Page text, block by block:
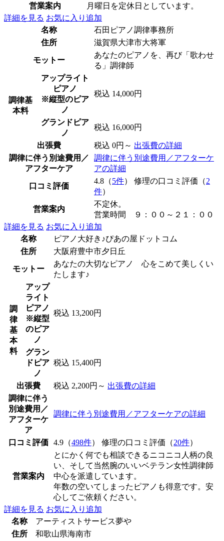
営業案内
月曜日を定休日としています。
詳細を見る お気に入り追加
名称
石田ピアノ調律事務所
住所
滋賀県大津市大将軍
モットー
あなたのピアノを、再び「歌わせ
る」調律師
調律基
本料
アップライト
ピアノ
※縦型のピア
ノ
税込 14,000円
グランドピア
ノ
税込 16,000円
出張費 税込 0円～ 出張費の詳細
調律に伴う別途費用／
アフターケア
調律に伴う別途費用／アフターケ
アの詳細
口コミ評価
4.8（5件） 修理の口コミ評価（2
件）
営業案内
不定休。
営業時間 ９：００～２１：００
詳細を見る お気に入り追加
名称
ピアノ大好き♪ぴあの屋ドットコム
住所
大阪府豊中市夕日丘
モットー
あなたの大切なピアノ 心をこめて美しくい
たします♪
調
律
基
本
料
アップ
ライト
ピアノ
※縦型
のピア
ノ
税込 13,200円
グラン
ドピア
ノ
税込 15,400円
出張費 税込 2,200円～ 出張費の詳細
調律に伴う
別途費用／
アフターケ
ア
調律に伴う別途費用／アフターケアの詳細
口コミ評価 4.9（498件） 修理の口コミ評価（20件）
営業案内
とにかく何でも相談できるニコニコ人柄の良
い、そして当然腕のいいベテラン女性調律師
中心を派遣しています。
年数の空いてしまったピアノも得意です。安
心してご依頼ください。
詳細を見る お気に入り追加
名称
アーティストサービス夢や
住所
和歌山県海南市